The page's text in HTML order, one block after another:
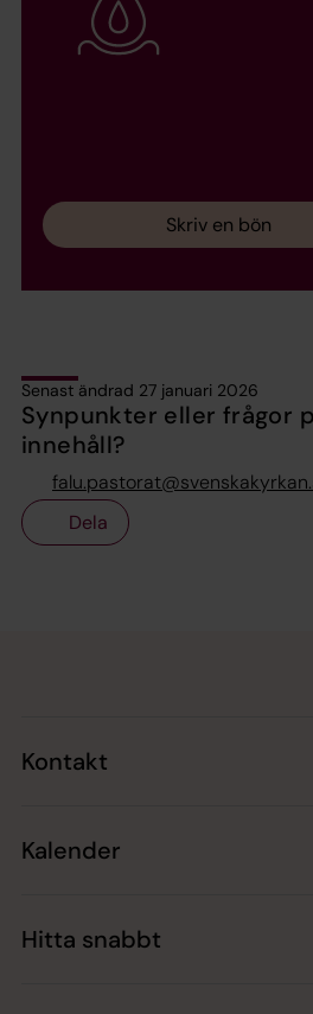
Skriv en bön
Senast ändrad 27 januari 2026
Synpunkter eller frågor
innehåll?
Dela
Kontakt
Kalender
Hitta snabbt